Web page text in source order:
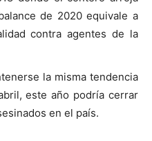
de 2020 equivale a
contra agentes de la
la misma tendencia
este año podría cerrar
en el país.